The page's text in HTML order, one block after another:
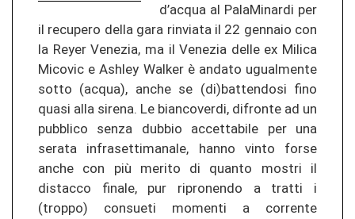
d’acqua al PalaMinardi per
il recupero della gara rinviata il 22 gennaio con
la Reyer Venezia, ma il Venezia delle ex Milica
Micovic e Ashley Walker è andato ugualmente
sotto (acqua), anche se (di)battendosi fino
quasi alla sirena. Le biancoverdi, difronte ad un
pubblico senza dubbio accettabile per una
serata infrasettimanale, hanno vinto forse
anche con più merito di quanto mostri il
distacco finale, pur ripronendo a tratti i
(troppo) consueti momenti a corrente